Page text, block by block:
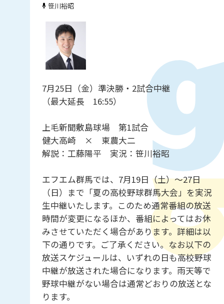
笹川裕昭
7月25日（金）準決勝・2試合中継
（最大延長 16:55）
上毛新聞敷島球場 第1試合
健大高崎 × 東農大二
解説：工藤陽平 実況：笹川裕昭
エフエム群馬では、7月19日（土）～27日
（日）まで「夏の高校野球群馬大会」を実況
生中継いたします。このため通常番組の放送
時間が変更になるほか、番組によってはお休
みさせていただく場合があります。詳細は以
下の通りです。ご了承ください。なお以下の
放送スケジュールは、いずれの日も高校野球
中継が放送された場合になります。雨天等で
野球中継がない場合は通常どおりの放送とな
ります。